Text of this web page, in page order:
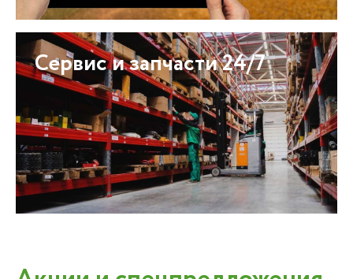
Сервис и запчасти 24/7